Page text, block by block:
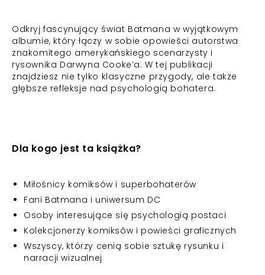
Odkryj fascynujący świat Batmana w wyjątkowym
albumie, który łączy w sobie opowieści autorstwa
znakomitego amerykańskiego scenarzysty i
rysownika Darwyna Cooke’a. W tej publikacji
znajdziesz nie tylko klasyczne przygody, ale także
głębsze refleksje nad psychologią bohatera.
Dla kogo jest ta książka?
Miłośnicy komiksów i superbohaterów
Fani Batmana i uniwersum DC
Osoby interesujące się psychologią postaci
Kolekcjonerzy komiksów i powieści graficznych
Wszyscy, którzy cenią sobie sztukę rysunku i
narracji wizualnej